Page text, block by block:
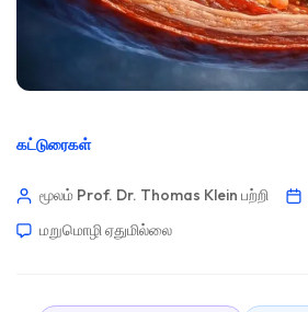
கட்டுரைகள்
மூலம் Prof. Dr. Thomas Klein பற்றி
மறுமொழி ஏதுமில்லை